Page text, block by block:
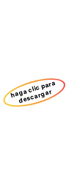
haga clic para
descargar